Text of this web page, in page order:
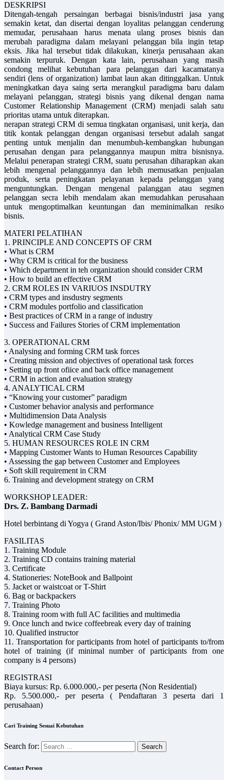
DESKRIPSI
Ditengah-tengah persaingan berbagai bisnis/industri jasa yang
semakin ketat, dan disertai dengan loyalitas pelanggan cenderung
memudar, perusahaan harus menata ulang proses bisnis dan
merubah paradigma dalam melayani pelanggan bila ingin tetap
eksis. Jika hal tersebut tidak dilakukan, kinerja perusahaan akan
semakin terpuruk. Dengan kata lain, perusahaan yang masih
condong melihat kebutuhan para pelanggan dari kacamatanya
sendiri (lens of organization) lambat laun akan ditinggalkan. Untuk
meningkatkan daya saing serta merangkul paradigma baru dalam
melayani pelanggan, strategi bisnis yang dikenal dengan nama
Customer Relationship Management (CRM) menjadi salah satu
prioritas utama untuk diterapkan.
nerapan strategi CRM di semua tingkatan organisasi, unit kerja, dan
titik kontak pelanggan dengan organisasi tersebut adalah sangat
penting untuk menjalin dan menumbuh-kembangkan hubungan
perusahan dengan para pelanggannya maupun mitra bisnisnya.
Melalui penerapan strategi CRM, suatu perusahan diharapkan akan
lebih mengenal pelanggannya dan lebih memusatkan penjualan
produk, serta peningkatan pelayanan kepada pelanggan yang
menguntungkan. Dengan mengenal palanggan atau segmen
pelanggan secra lebih mendalam akan memudahkan perusahaan
untuk mengoptimalkan keuntungan dan meminimalkan resiko
bisnis.
MATERI PELATIHAN
1. PRINCIPLE AND CONCEPTS OF CRM
• What is CRM
• Why CRM is critical for the business
• Which department in teh organization should consider CRM
• How to build an effective CRM
2. CRM ROLES IN VARIUOS INSDUTRY
• CRM types and insdustry segments
• CRM modules portfolio and classification
• Best practices of CRM in a range of industry
• Success and Failures Stories of CRM implementation
3. OPERATIONAL CRM
• Analysing and forming CRM task forces
• Creating mission and objectives of operational task forces
• Setting up front ofiice and back office management
• CRM in action and evaluation strategy
4. ANALYTICAL CRM
• “Knowing your customer” paradigm
• Customer behavior analysis and performance
• Multidimension Data Analysis
• Kowledge management and business Intelligent
• Analytical CRM Case Study
5. HUMAN RESOURCES ROLE IN CRM
• Mapping Customer Wants to Human Resources Capability
• Assessing the gap between Customer and Employees
• Soft skill requirement in CRM
6. Training and development strategy on CRM
WORKSHOP LEADER:
Drs. Z. Bambang Darmadi
Hotel berbintang di Yogya ( Grand Aston/Ibis/ Phonix/ MM UGM )
FASILITAS
1. Training Module
2. Training CD contains training material
3. Certificate
4. Stationeries: NoteBook and Ballpoint
5. Jacket or waistcoat or T-Shirt
6. Bag or backpackers
7. Training Photo
8. Training room with full AC facilities and multimedia
9. Once lunch and twice coffeebreak every day of training
10. Qualified instructor
11. Transportation for participants from hotel of participants to/from
hotel of training (if minimal number of participants from one
company is 4 persons)
REGISTRASI
Biaya kursus: Rp. 6.000.000,- per peserta (Non Residential)
Rp. 5.500.000,- per peserta ( Pendaftaran 3 peserta dari 1
perusahaan)
Cari Training Sesuai Kebutuhan
Search for:
Contact Person